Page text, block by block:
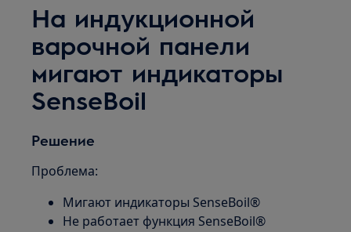
На индукционной
варочной панели
мигают индикаторы
SenseBoil
Решение
Проблема:
Мигают индикаторы SenseBoil®
Не работает функция SenseBoil®